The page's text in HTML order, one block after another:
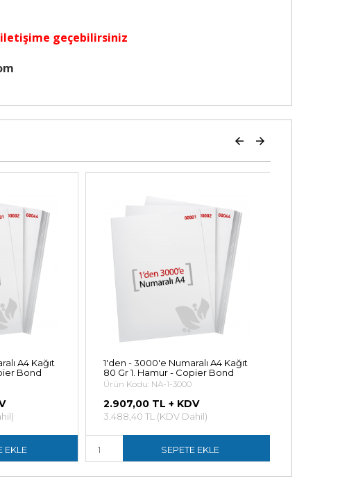
geçebilirsiniz
A4 Kağıt
Bond
EKLE
1'den - 3000'e Numaralı A4 Kağıt
80 Gr 1. Hamur - Copier Bond
Ürün Kodu: NA-1-3000
2.907,00 TL + KDV
3.488,40 TL (KDV Dahil)
SEPETE EKLE